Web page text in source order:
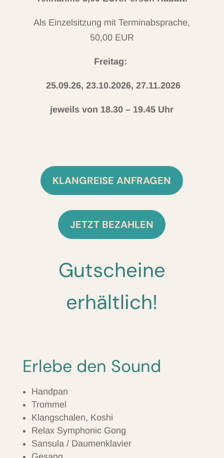
Als Einzelsitzung mit Terminabsprache,
50,00 EUR
Freitag:
25.09.26, 23.10.2026, 27.11.2026
jeweils von 18.30 – 19.45 Uhr
KLANGREISE ANFRAGEN
JETZT BEZAHLEN
Gutscheine
erhältlich!
Erlebe den Sound
Handpan
Trommel
Klangschalen, Koshi
Relax Symphonic Gong
Sansula / Daumenklavier